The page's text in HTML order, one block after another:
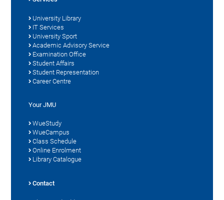
University Library
IT Services
University Sport
Academic Advisory Service
Examination Office
Student Affairs
Student Representation
Career Centre
Your JMU
WueStudy
WueCampus
Class Schedule
Online Enrolment
Library Catalogue
Contact